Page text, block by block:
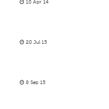
10 Apr 14
20 Jul 15
8 Sep 15